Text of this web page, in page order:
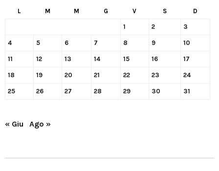
L M M G V S D
1 2 3
4 5 6 7 8 9 10
11 12 13 14 15 16 17
18 19 20 21 22 23 24
25 26 27 28 29 30 31
« Giu Ago »